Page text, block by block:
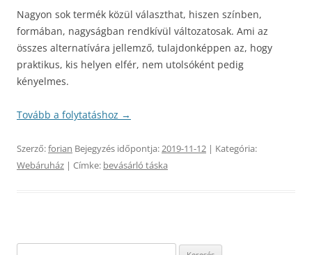
Nagyon sok termék közül választhat, hiszen színben,
formában, nagyságban rendkívül változatosak. Ami az
összes alternatívára jellemző, tulajdonképpen az, hogy
praktikus, kis helyen elfér, nem utolsóként pedig
kényelmes.
Tovább a folytatáshoz →
Szerző:forian Bejegyzés időpontja:2019-11-12 | Kategória:
Webáruház | Címke: bevásárló táska